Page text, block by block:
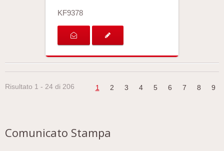
KF9378
Risultato 1 - 24 di 206 1 2 3 4 5 6 7 8 9
Comunicato Stampa